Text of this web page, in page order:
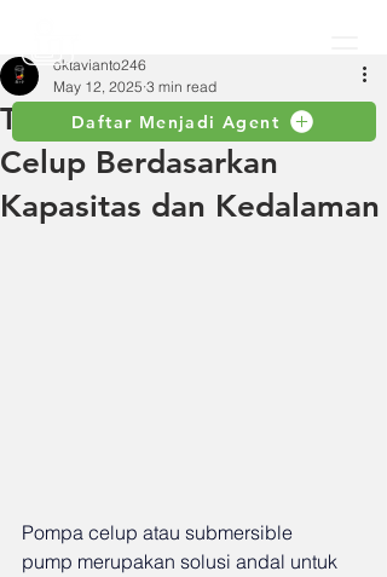
Daftar Menjadi Agent
Tips Memilih Pompa
Celup Berdasarkan
Kapasitas dan Kedalaman
oktavianto246
May 12, 2025 3 min read
Pompa celup atau submersible
pump merupakan solusi andal untuk